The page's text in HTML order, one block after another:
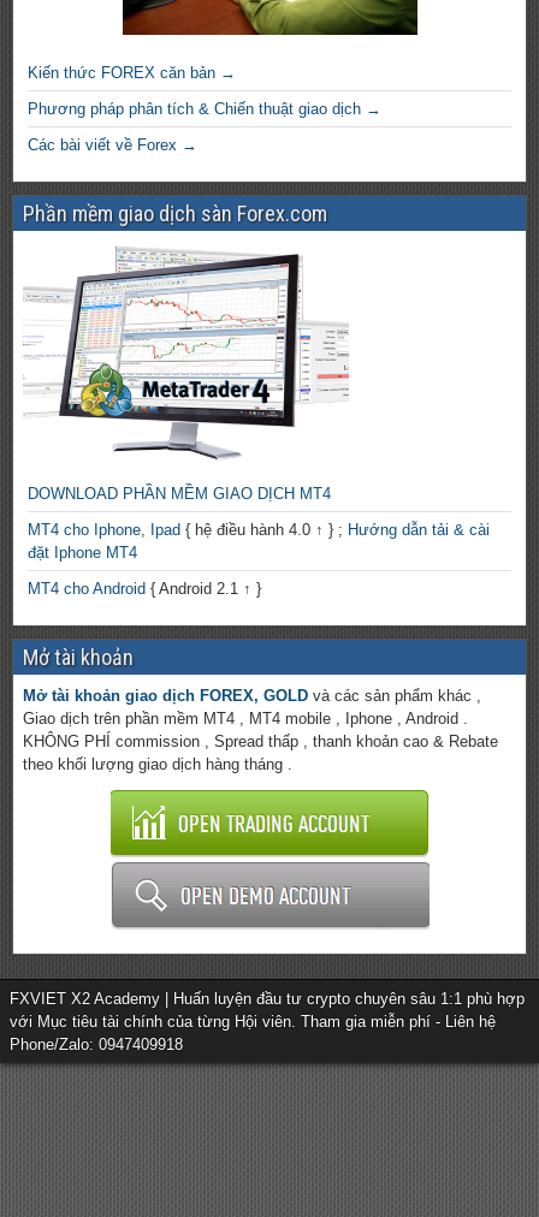
Kiến thức FOREX căn bản →
Phương pháp phân tích & Chiến thuật giao dịch →
Các bài viết về Forex →
Phần mềm giao dịch sàn Forex.com
DOWNLOAD PHẦN MỀM GIAO DỊCH MT4
MT4 cho Iphone, Ipad { hệ điều hành 4.0 ↑ } ; Hướng dẫn tải & cài
đặt Iphone MT4
MT4 cho Android { Android 2.1 ↑ }
Mở tài khoản
Mở tài khoản giao dịch FOREX, GOLD và các sản phẩm khác ,
Giao dịch trên phần mềm MT4 , MT4 mobile , Iphone , Android .
KHÔNG PHÍ commission , Spread thấp , thanh khoản cao & Rebate
theo khối lượng giao dịch hàng tháng .
FXVIET X2 Academy | Huấn luyện đầu tư crypto chuyên sâu 1:1 phù hợp
với Mục tiêu tài chính của từng Hội viên. Tham gia miễn phí - Liên hệ
Phone/Zalo: 0947409918